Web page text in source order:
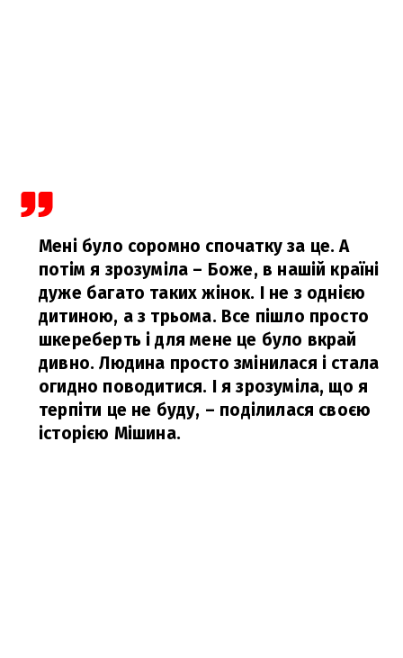
Мені було соромно спочатку за це. А
потім я зрозуміла – Боже, в нашій країні
дуже багато таких жінок. І не з однією
дитиною, а з трьома. Все пішло просто
шкереберть і для мене це було вкрай
дивно. Людина просто змінилася і стала
огидно поводитися. І я зрозуміла, що я
терпіти це не буду, – поділилася своєю
історією Мішина.